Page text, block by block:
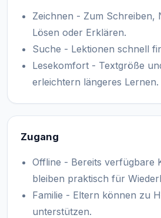
Zeichnen - Zum Schreiben,
Lösen oder Erklären.
Suche - Lektionen schnell
Lesekomfort - Textgröße
erleichtern längeres Lernen.
Zugang
Offline - Bereits verfügbare
bleiben praktisch für
Familie - Eltern können zu
unterstützen.